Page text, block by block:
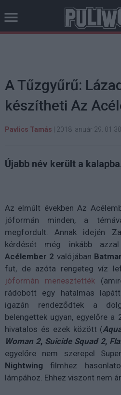
A Tűzgyűrű:
készítheti Az
Pavlics Tamás 2018 január 29. 01:30
Újabb név került a
Az elmúlt években Az
jóformán minden, a
megfordult. Annak idején
kérdését még inkább
Acélember 2 valójában
fut, de azóta rengeteg víz
jóformán menesztették
rádobott egy hatalmas
igazán rendeződtek a
belengettek ugyan, egyelőre
hivatalos és ezek között (
Woman 2, Suicide Squad 2,
egyelőre nem szerepel
Nightwing filmhez
lámpához. Ehhez viszont nem